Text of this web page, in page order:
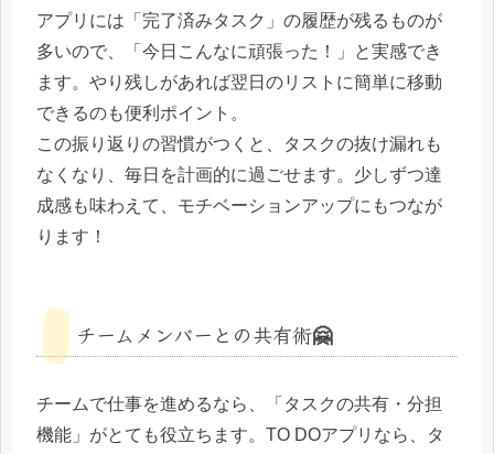
アプリには「完了済みタスク」の履歴が残るものが
多いので、「今日こんなに頑張った！」と実感でき
ます。やり残しがあれば翌日のリストに簡単に移動
できるのも便利ポイント。
この振り返りの習慣がつくと、タスクの抜け漏れも
なくなり、毎日を計画的に過ごせます。少しずつ達
成感も味わえて、モチベーションアップにもつなが
ります！
チームメンバーとの共有術🤗
チームで仕事を進めるなら、「タスクの共有・分担
機能」がとても役立ちます。TO DOアプリなら、タ